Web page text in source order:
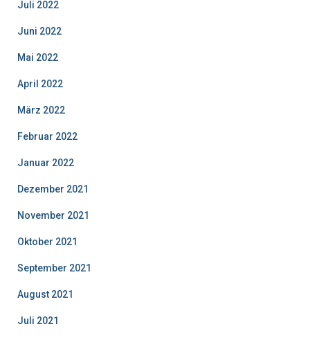
Juli 2022
Juni 2022
Mai 2022
April 2022
März 2022
Februar 2022
Januar 2022
Dezember 2021
November 2021
Oktober 2021
September 2021
August 2021
Juli 2021